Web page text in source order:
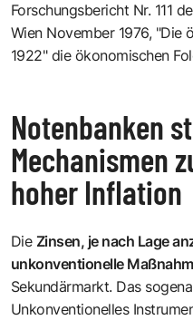
Forschungsbericht Nr. 111
Wien November 1976, "Die
1922" die ökonomischen
Notenbanken
Mechanismen
hoher Inflation
Die Zinsen, je nach Lage
unkonventionelle
Sekundärmarkt. Das
Unkonventionelles